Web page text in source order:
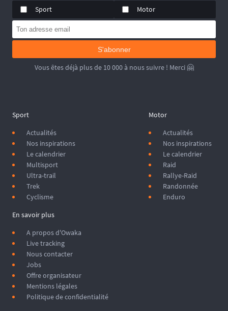
Sport
Motor
S'abonner
Vous êtes déjà plus de 10 000 à nous suivre ! Merci 🤗
Sport
Actualités
Nos inspirations
Le calendrier
Multisport
Ultra-trail
Trek
Cyclisme
Motor
Actualités
Nos inspirations
Le calendrier
Raid
Rallye-Raid
Randonnée
Enduro
En savoir plus
A propos d'Owaka
Live tracking
Nous contacter
Jobs
Offre organisateur
Mentions légales
Politique de confidentialité